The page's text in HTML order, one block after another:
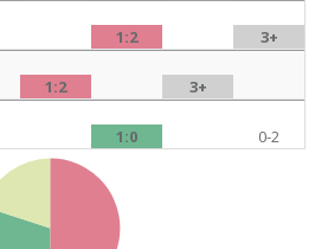
1:2 3+
1:2 3+
1:0 0-2